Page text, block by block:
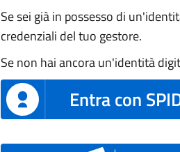
Se sei già in possesso di
credenziali del tuo gestore.
Se non hai ancora un'identità
Entra con